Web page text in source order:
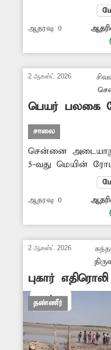
வருகின்றனர்.
மின்பெட்டி ஒன்று
வகையில் உள்ளது.
உடைந்து
மிகுந்த
செல்கின்றனர்.
அதிகாரிகள்
எடுக்கவேண்டும்.
ஆதரவு: 0
2 ஆகஸ்ட் 2026
பெயர் பலகை
சாலை
சென்னை
5-வது மெயின்
இல்லை. இதனால்
ஊரியர்கள்,
தெரியாமல்
எனவே
எடுத்து பெயர்
அப்பகுதி மக்கள்
வைக்கின்றனர்.
ஆதரவு: 0
2 ஆகஸ்ட் 2026
புகார் எதிரொலி
தண்ணீர்